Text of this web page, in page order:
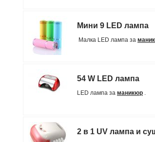
Мини 9 LED лампа
Малка LED лампа за
54 W LED лампа
LED лампа за маникюр .
2 в 1 UV лампа и